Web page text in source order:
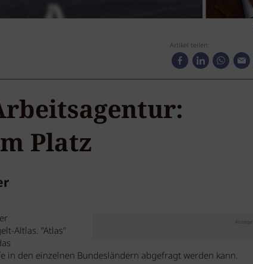
Artikel teilen:
Platz
Anzeige
Altlas. "Atlas"
den einzelnen Bundesländern abgefragt werden kann.